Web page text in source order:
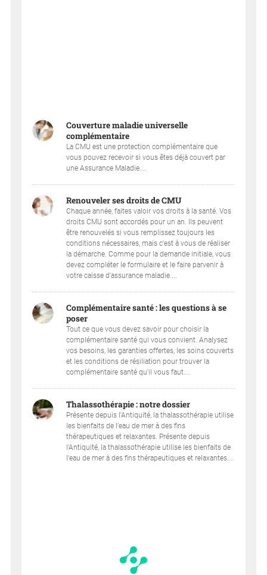
Couverture maladie universelle
complémentaire
La CMU est une protection complémentaire que
vous pouvez recevoir si vous êtes déjà couvert par
une Assurance Maladie....
Renouveler ses droits de CMU
Chaque année, faites valoir vos droits à la santé. Vos
droits CMU sont accordés pour un an. Ils peuvent
être renouvelés si vous remplissez toujours les
conditions nécessaires, mais c'est à vous de réaliser
la démarche. Comme pour la demande initiale, vous
devez compléter le formulaire et le faire parvenir à
votre caisse d'assurance maladie....
Complémentaire santé : les questions à se
poser
Tout ce que vous devez savoir pour choisir la
complémentaire santé qui vous convient. Analysez
vos besoins, les garanties offertes, les soins couverts
et les conditions de résiliation pour trouver la
complémentaire santé qu'il vous faut....
Thalassothérapie : notre dossier
Présente depuis l'Antiquité, la thalassothérapie utilise
les bienfaits de l’eau de mer à des fins
thérapeutiques et relaxantes. Présente depuis
l'Antiquité, la thalassothérapie utilise les bienfaits de
l'eau de mer à des fins thérapeutiques et relaxantes....